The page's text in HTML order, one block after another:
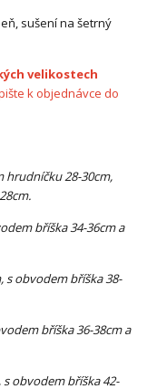
sušení na šetrný
velikostech
k objednávce do
hrudníčku 28-30cm,
bříška 34-36cm a
s obvodem bříška 38-
bříška 36-38cm a
obvodem bříška 42-